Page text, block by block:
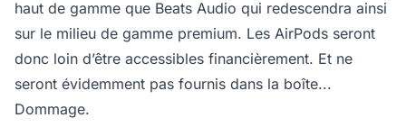
haut de gamme que Beats Audio qui redescendra ainsi
sur le milieu de gamme premium. Les AirPods seront
donc loin d’être accessibles financièrement. Et ne
seront évidemment pas fournis dans la boîte...
Dommage.